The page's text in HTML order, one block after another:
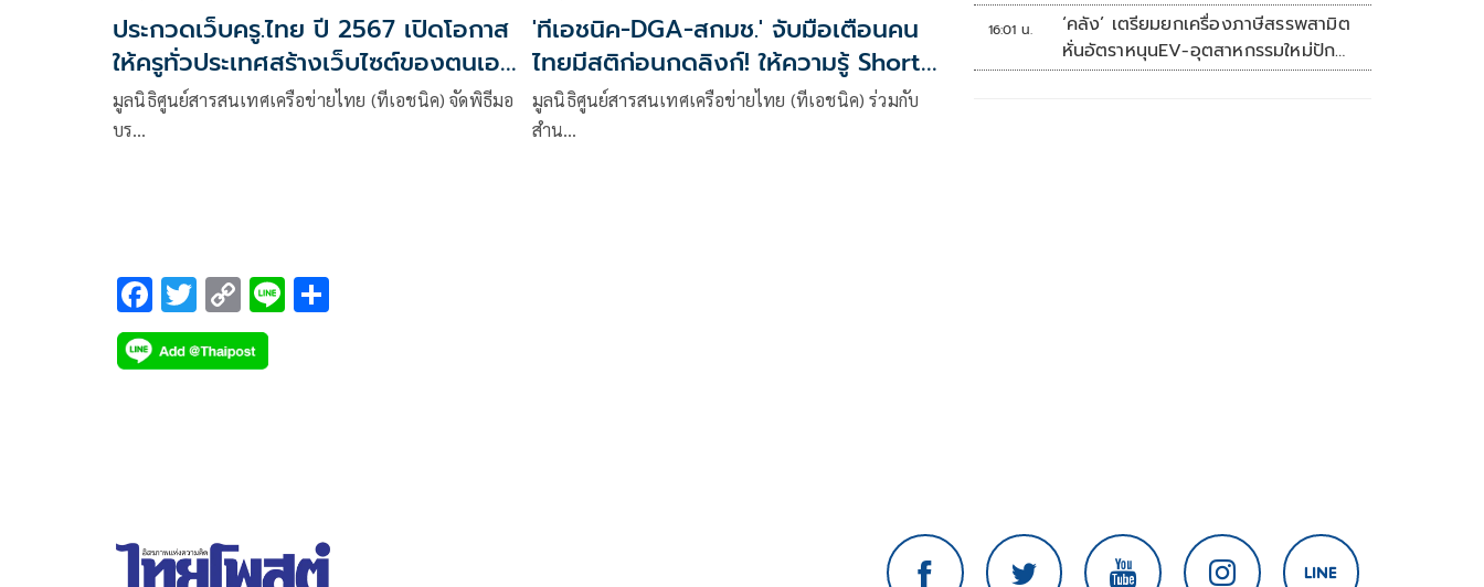
ประกวดเว็บครู.ไทย ปี 2567 เปิดโอกาส
ให้ครูทั่วประเทศสร้างเว็บไซต์ของตนเอง
เป็นแหล่งข้อมูลการเรียนรู้ดิจิทัล สร้าง
ชุมชนครูออนไลน์
มูลนิธิศูนย์สารสนเทศเครือข่ายไทย (ทีเอชนิค) จัดพิธีมอ
บร…
'ทีเอชนิค-DGA-สกมช.' จับมือเตือนคน
ไทยมีสติก่อนกดลิงก์! ให้ความรู้ Short
link กับปลอดภัยไซเบอร์
มูลนิธิศูนย์สารสนเทศเครือข่ายไทย (ทีเอชนิค) ร่วมกับ
สำน…
F
ac
e
T
wi
tt
C
o
p
Li
16:01 น.
‘คลัง’ เตรียมยกเครื่องภาษีสรรพสามิต
หั่นอัตราหนุนEV-อุตสาหกรรมใหม่ปัก
หมุดไทย